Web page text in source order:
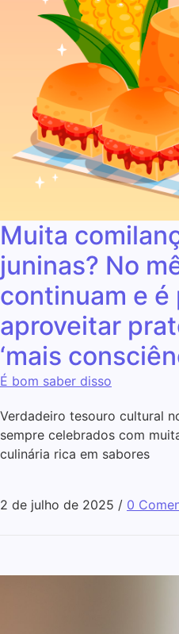
Muita
juninas? No
continuam e é
aproveitar
‘mais
É bom saber disso
Verdadeiro tesouro cultural
sempre celebrados com
culinária rica em sabores
2 de julho de 2025 / 0